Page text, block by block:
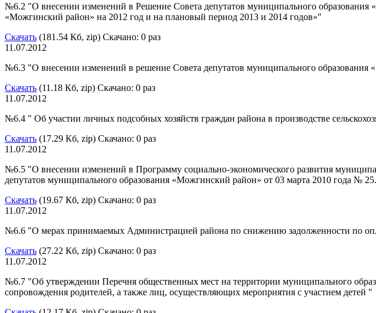
№6.2 "О внесении изменений в Решение Совета депутатов муниципального
«Можгинский район» на 2012 год и на плановый период 2013 и 2014 годов»"
Скачать (181.54 Кб, zip) Скачано: 0 раз
11.07.2012
№6.3 "О внесении изменений в решение Совета депутатов муниципального
Скачать (11.18 Кб, zip) Скачано: 0 раз
11.07.2012
№6.4 " Об участии личных подсобных хозяйств граждан района в производстве
Скачать (17.29 Кб, zip) Скачано: 0 раз
11.07.2012
№6.5 "О внесении изменений в Программу социально-экономического развития
депутатов муниципального образования «Можгинский район» от 03 марта 2010 года №
Скачать (19.67 Кб, zip) Скачано: 0 раз
11.07.2012
№6.6 "О мерах принимаемых Администрацией района по снижению задолженности по
Скачать (27.22 Кб, zip) Скачано: 0 раз
11.07.2012
№6.7 "Об утверждении Перечня общественных мест на территории муниципального
сопровождения родителей, а также лиц, осуществляющих мероприятия с участием детей "